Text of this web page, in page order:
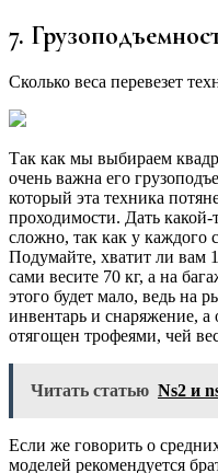
7.
Сколько веса перевезет
Так как мы выбираем
очень важна его
который эта техника
проходимости. Дать
сложно, так как у каждого
Подумайте, хватит ли вам
сами весите 70 кг, а на
этого будет мало, ведь на
инвентарь и снаряжение,
отягощен трофеями, чей
Читать статью Ns2 и
Если же говорить о
моделей рекомендуется